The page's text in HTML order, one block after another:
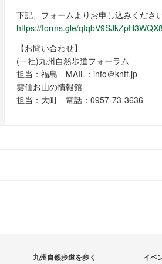
下記、フォームよりお申し込みくださ
https://forms.gle/
【お問い合わせ】
(一社)九州自然歩道フォーラム
担当：福島 MAIL：info＠kntf.jp
雲仙お山の情報館
担当：大町 電話：0957-73-3636
九州自然歩道を歩く
イベ